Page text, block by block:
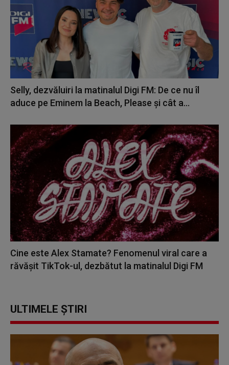
Selly, dezvăluiri la matinalul Digi FM: De ce nu îl
aduce pe Eminem la Beach, Please și cât a...
Cine este Alex Stamate? Fenomenul viral care a
răvășit TikTok-ul, dezbătut la matinalul Digi FM
ULTIMELE ȘTIRI